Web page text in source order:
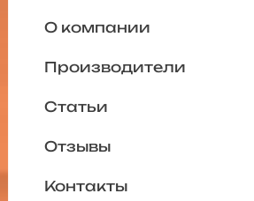
О компании
Производители
Статьи
Отзывы
Контакты